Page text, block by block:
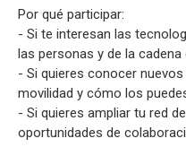
Por qué participar:
- Si te interesan las
las personas y de la
- Si quieres conocer
movilidad y cómo los
- Si quieres ampliar tu red
oportunidades de